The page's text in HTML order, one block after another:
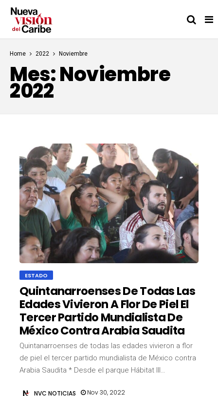
Home 2022 Noviembre
Mes:Noviembre
2022
ESTADO
Quintanarroenses De Todas Las
Edades Vivieron A Flor De Piel El
Tercer Partido Mundialista De
México Contra Arabia Saudita
Quintanarroenses de todas las edades vivieron a flor
de piel el tercer partido mundialista de México contra
Arabia Saudita * Desde el parque Hábitat III…
NVC NOTICIAS Nov 30, 2022